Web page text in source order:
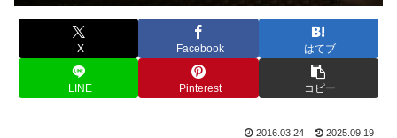
X Facebook はてブ
LINE Pinterest コピー
2016.03.24 2025.09.19